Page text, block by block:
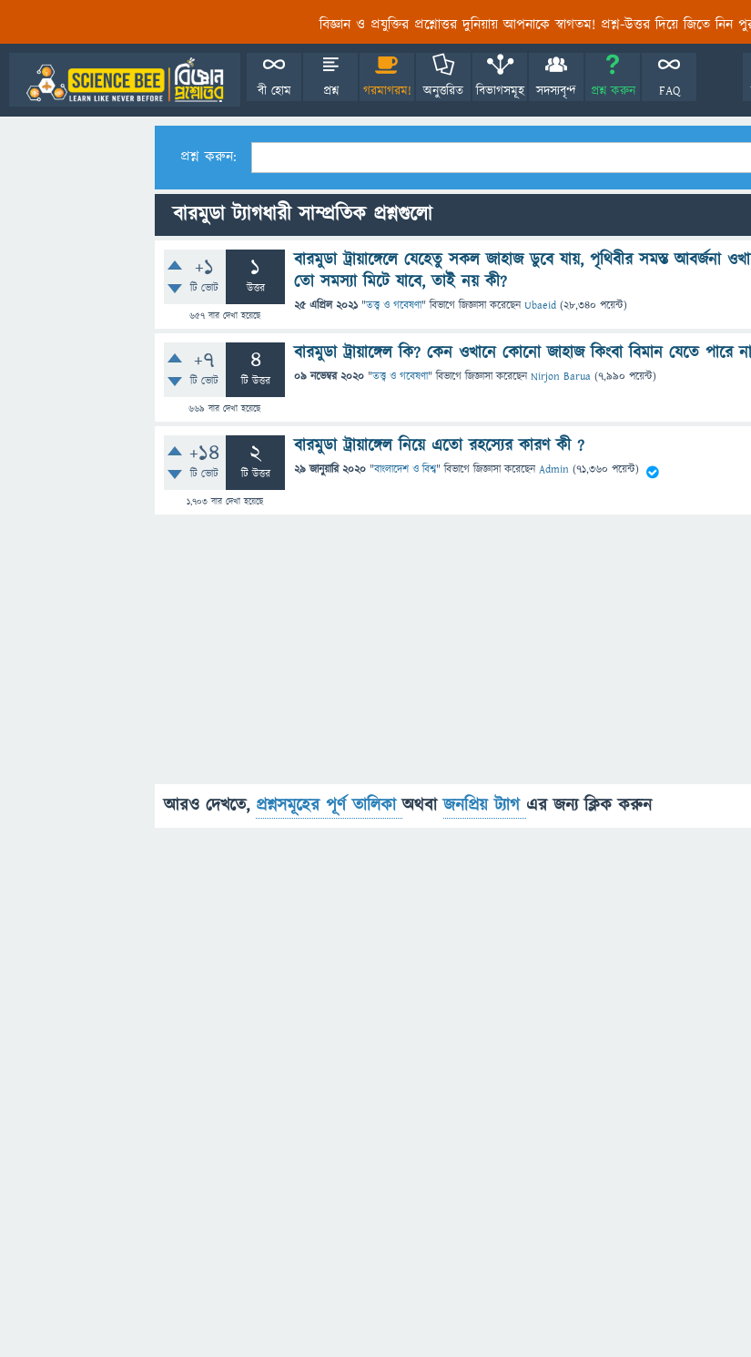
বিজ্ঞান ও প্রযুক্তির প্রশ্নোত্তর দুনিয়ায় আপনাকে স্বাগতম! প্রশ্ন-উত্তর দিয়ে জিতে নিন
বী হোম প্রশ্ন গরমাগরম! অনুত্তরিত বিভাগসমূহ সদস্যবৃন্দ প্রশ্ন করুন FAQ
প্রশ্ন করুন:
বারমুডা ট্যাগধারী সাম্প্রতিক প্রশ্নগুলো
+1
টি ভোট
1
উত্তর
657বার দেখা হয়েছে
বারমুডা ট্রায়াঙ্গেলে যেহেতু সকল জাহাজ ডুবে যায়, পৃথিবীর সমস্ত আবর্জনা
তো সমস্যা মিটে যাবে, তাই নয় কী?
25 এপ্রিল 2021 "তত্ত্ব ও গবেষণা" বিভাগে জিজ্ঞাসাকরেছেনUbaeid (28,340 পয়েন্ট)
+7
টি ভোট
4
টি উত্তর
669 বার দেখা হয়েছে
বারমুডা ট্রায়াঙ্গেল কি? কেন ওখানে কোনো জাহাজ কিংবা বিমান যেতে পারে
09 নভেম্বর 2020 "তত্ত্ব ও গবেষণা" বিভাগে জিজ্ঞাসাকরেছেনNirjon Barua (7,990 পয়েন্ট)
+14
টি ভোট
2
টি উত্তর
1,703বার দেখা হয়েছে
বারমুডা ট্রায়াঙ্গেল নিয়ে এতো রহস্যের কারণ কী ?
29 জানুয়ারি 2020 "বাংলাদেশ ও বিশ্ব" বিভাগে জিজ্ঞাসাকরেছেনAdmin (71,360 পয়েন্ট)
আরও দেখতে, প্রশ্নসমূহের পূর্ণ তালিকাঅথবাজনপ্রিয় ট্যাগ এর জন্য ক্লিক করুন